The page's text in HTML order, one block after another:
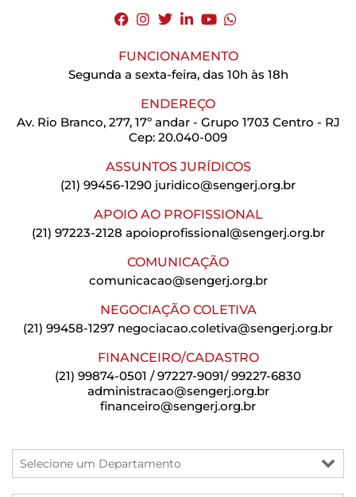
FUNCIONAMENTO
Segunda a sexta-feira, das 10h às 18h
ENDEREÇO
Av. Rio Branco, 277, 17º andar - Grupo 1703 Centro - RJ
Cep: 20.040-009
ASSUNTOS JURÍDICOS
(21) 99456-1290 juridico@sengerj.org.br
APOIO AO PROFISSIONAL
(21) 97223-2128 apoioprofissional@sengerj.org.br
COMUNICAÇÃO
comunicacao@sengerj.org.br
NEGOCIAÇÃO COLETIVA
(21) 99458-1297 negociacao.coletiva@sengerj.org.br
FINANCEIRO/CADASTRO
(21) 99874-0501 / 97227-9091/ 99227-6830
administracao@sengerj.org.br
financeiro@sengerj.org.br